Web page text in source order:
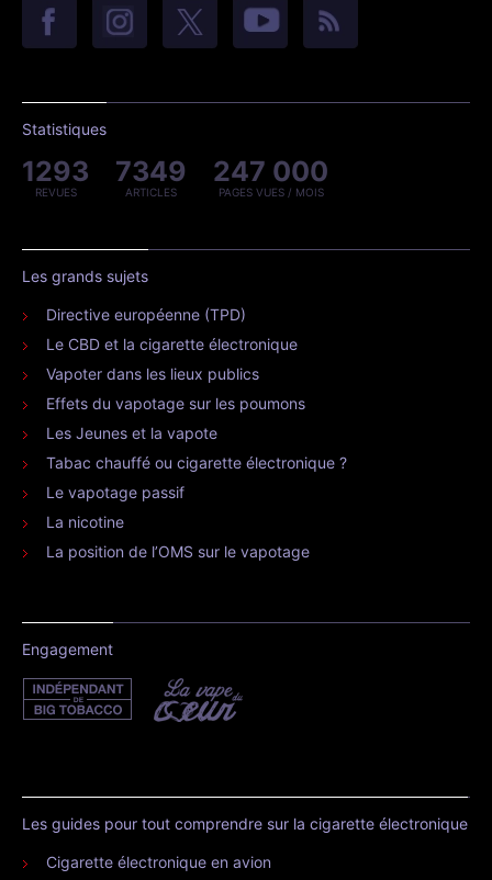
Statistiques
1293
REVUES
7349
ARTICLES
247 000
PAGES VUES / MOIS
Les grands sujets
Directive européenne (TPD)
Le CBD et la cigarette électronique
Vapoter dans les lieux publics
Effets du vapotage sur les poumons
Les Jeunes et la vapote
Tabac chauffé ou cigarette électronique ?
Le vapotage passif
La nicotine
La position de l’OMS sur le vapotage
Engagement
Les guides pour tout comprendre sur la cigarette électronique
Cigarette électronique en avion